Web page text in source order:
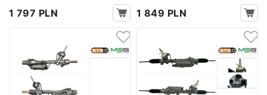
1 797 PLN 1 849 PLN